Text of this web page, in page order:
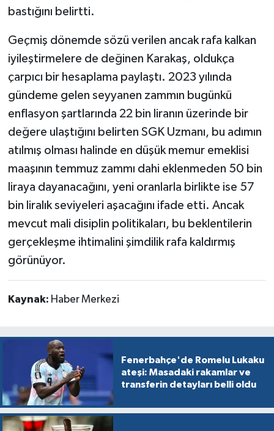
bastığını belirtti.
Geçmiş dönemde sözü verilen ancak rafa kalkan
iyileştirmelere de değinen Karakaş, oldukça
çarpıcı bir hesaplama paylaştı. 2023 yılında
gündeme gelen seyyanen zammın bugünkü
enflasyon şartlarında 22 bin liranın üzerinde bir
değere ulaştığını belirten SGK Uzmanı, bu adımın
atılmış olması halinde en düşük memur emeklisi
maaşının temmuz zammı dahi eklenmeden 50 bin
liraya dayanacağını, yeni oranlarla birlikte ise 57
bin liralık seviyeleri aşacağını ifade etti. Ancak
mevcut mali disiplin politikaları, bu beklentilerin
gerçekleşme ihtimalini şimdilik rafa kaldırmış
görünüyor.
Kaynak: Haber Merkezi
Fenerbahçe'de Romelu Lukaku
ateşi: Masadaki rakamlar ve
transferin detayları belli oldu